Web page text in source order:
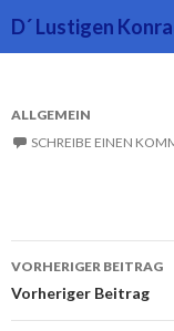
D´ Lustigen
ALLGEMEIN
SCHREIBE EINEN
Beitrags-
Navigation
VORHERIGER BEITRAG
Vorheriger Beitrag